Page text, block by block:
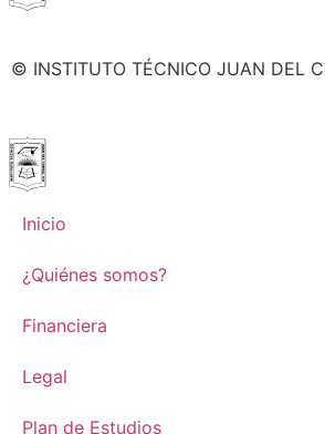
© INSTITUTO TÉCNICO JUAN DEL
Inicio
¿Quiénes somos?
Financiera
Legal
Plan de Estudios